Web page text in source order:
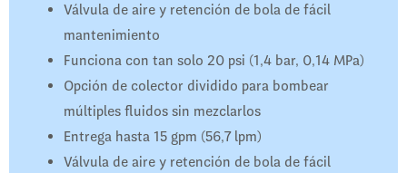
Válvula de aire y retención de bola de fácil
mantenimiento
Funciona con tan solo 20 psi (1,4 bar, 0,14 MPa)
Opción de colector dividido para bombear
múltiples fluidos sin mezclarlos
Entrega hasta 15 gpm (56,7 lpm)
Válvula de aire y retención de bola de fácil